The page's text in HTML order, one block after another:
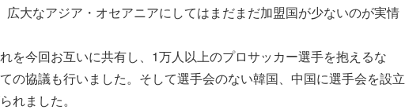
広大なアジア・オセアニアにしてはまだまだ加盟国が少ないのが実情
を今回お互いに共有し、1万人以上のプロサッカー選手を抱えるな
の協議も行いました。そして選手会のない韓国、中国に選手会を設立
れました。